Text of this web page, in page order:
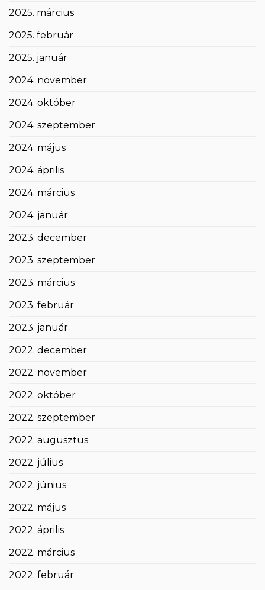
2025. március
2025. február
2025. január
2024. november
2024. október
2024. szeptember
2024. május
2024. április
2024. március
2024. január
2023. december
2023. szeptember
2023. március
2023. február
2023. január
2022. december
2022. november
2022. október
2022. szeptember
2022. augusztus
2022. július
2022. június
2022. május
2022. április
2022. március
2022. február